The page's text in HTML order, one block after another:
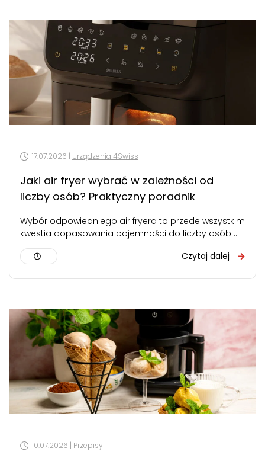
17.07.2026 | Urządzenia 4Swiss
Jaki air fryer wybrać w zależności od
liczby osób? Praktyczny poradnik
Wybór odpowiedniego air fryera to przede wszystkim
kwestia dopasowania pojemności do liczby osób w
domu. Za mały – będziesz gotować…
Czytaj dalej
10.07.2026 | Przepisy